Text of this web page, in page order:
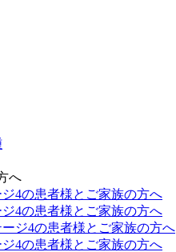
へ
4の患者様とご家族の方へ
4の患者様とご家族の方へ
ジ4の患者様とご家族の方へ
4の患者様とご家族の方へ